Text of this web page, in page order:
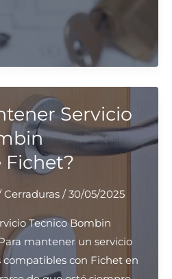
Servicio
Fichet?
Cerraduras/ 30/05/2025
Tecnico Bombin
mantener un servicio
con Fichet en